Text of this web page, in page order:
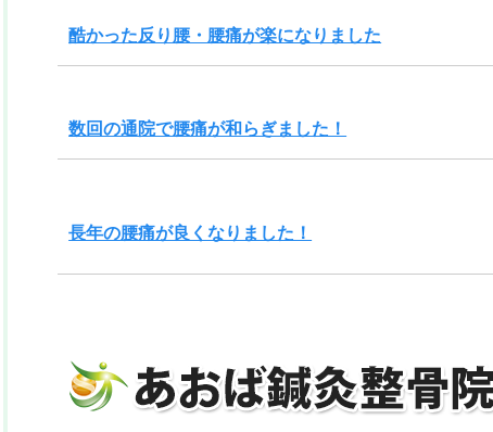
酷かった反り腰・腰痛が楽になりました
数回の通院で腰痛が和らぎました！
長年の腰痛が良くなりました！